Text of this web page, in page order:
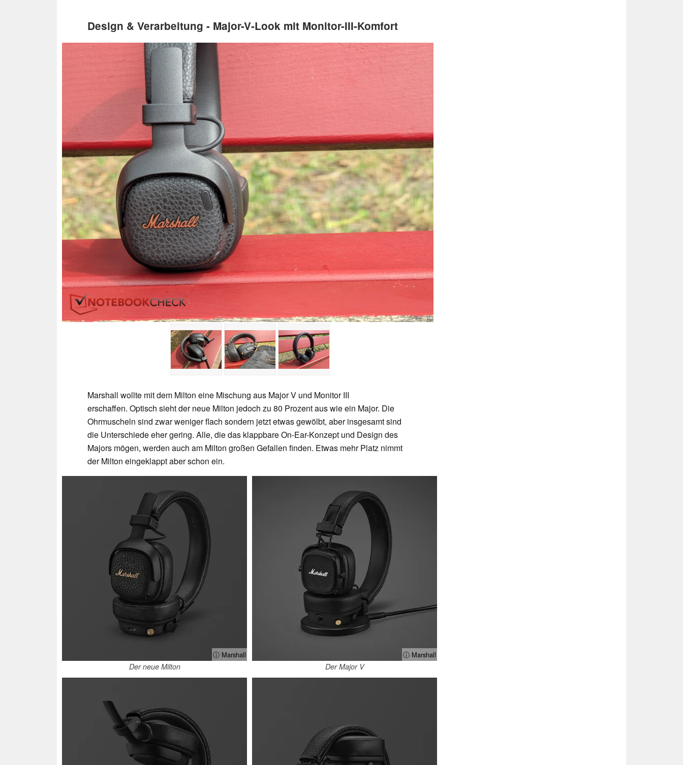
Design & Verarbeitung - Major-V-Look mit Monitor-III-Komfort
Marshall wollte mit dem Milton eine Mischung aus Major V und Monitor III
erschaffen. Optisch sieht der neue Milton jedoch zu 80 Prozent aus wie ein Major. Die
Ohrmuscheln sind zwar weniger flach sondern jetzt etwas gewölbt, aber insgesamt sind
die Unterschiede eher gering. Alle, die das klappbare On-Ear-Konzept und Design des
Majors mögen, werden auch am Milton großen Gefallen finden. Etwas mehr Platz nimmt
der Milton eingeklappt aber schon ein.
ⓘ Marshall
Der neue Milton
ⓘ Marshall
Der Major V